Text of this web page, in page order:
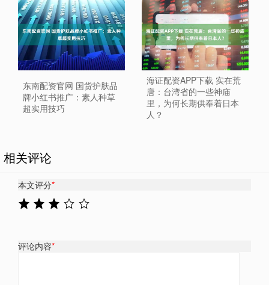
东南配资官网 国货护肤品
牌小红书推广：素人种草
超实用技巧
海证配资APP下载 实在荒
唐：台湾省的一些神庙
里，为何长期供奉着日本
人？
相关评论
本文评分*
评论内容*